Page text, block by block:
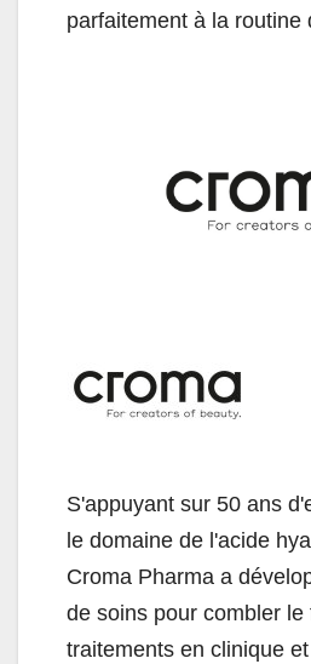
parfaitement à la routine
S'appuyant sur 50 ans
le domaine de l'acide
Croma Pharma a
de soins pour combler
traitements en clinique